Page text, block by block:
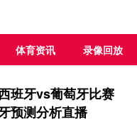
体育资讯 录像回放
班牙vs葡萄牙比赛
预测分析直播